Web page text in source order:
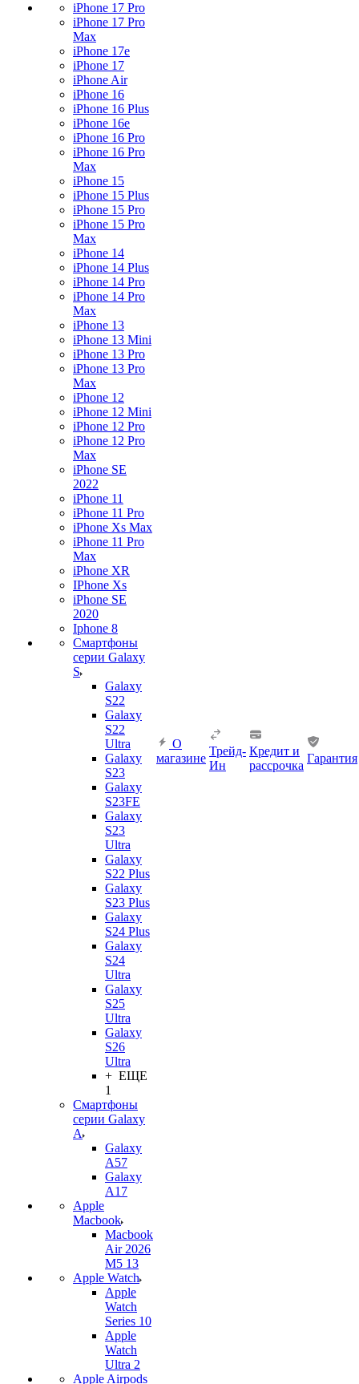
iPhone 17 Pro
iPhone 17 Pro
Max
iPhone 17e
iPhone 17
iPhone Air
iPhone 16
iPhone 16 Plus
iPhone 16e
iPhone 16 Pro
iPhone 16 Pro
Max
iPhone 15
iPhone 15 Plus
iPhone 15 Pro
iPhone 15 Pro
Max
iPhone 14
iPhone 14 Plus
iPhone 14 Pro
iPhone 14 Pro
Max
iPhone 13
iPhone 13 Mini
iPhone 13 Pro
iPhone 13 Pro
Max
iPhone 12
iPhone 12 Mini
iPhone 12 Pro
iPhone 12 Pro
Max
iPhone SE
2022
iPhone 11
iPhone 11 Pro
iPhone Xs Max
iPhone 11 Pro
Max
iPhone XR
IPhone Xs
iPhone SE
2020
Iphone 8
Смартфоны
серии Galaxy
S
Galaxy
S22
Galaxy
S22
Ultra
Galaxy
S23
Galaxy
S23FE
Galaxy
S23
Ultra
Galaxy
S22 Plus
Galaxy
S23 Plus
Galaxy
S24 Plus
Galaxy
S24
Ultra
Galaxy
S25
Ultra
Galaxy
S26
Ultra
+ ЕЩЕ
1
Смартфоны
серии Galaxy
A
Galaxy
A57
Galaxy
A17
Apple
Macbook
Macbook
Air 2026
M5 13
Apple Watch
Apple
Watch
Series 10
Apple
Watch
Ultra 2
Apple Airpods
О
магазине
Трейд-
Ин
Кредит и
рассрочка
Гарантия